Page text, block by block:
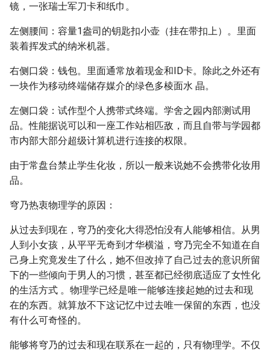
镜，一张瑞士军刀卡和纸巾。
左侧腰间：容量1盎司的钥匙扣小壶（挂在带扣上）。里面
装着挥发式的纳米机器。
右侧口袋：钱包。里面通常放着现金和ID卡。除此之外还有
一块作为移动终端储存媒介的绿色多棱面水 晶。
左侧口袋：试作型个人携带式终端。学舍之园内部测试用
品。性能据说可以和一座工作站相匹敌，而且自带与学园都
市内部大部分超级计算机进行连接的权限。
由于常盘台禁止学生化妆，所以一般来说她不会携带化妆用
品。
穹乃热衷物理学的原因：
从过去到现在，穹乃的变化大得恐怕没有人能够相信。从男
人到小女孩，从平平无奇到才华横溢，穹乃完全不知道在自
己身上究竟发生了什么，她不但改掉了自己过去的意识所留
下的一些倾向于男人的习惯，甚至都已经彻底适应了女性化
的生活方式 。物理学已经是唯一能够连接起她的过去和现
在的东西。就算放不下这记忆中过去唯一保留的东西，也没
有什么可奇怪的。
能够将穹乃的过去和现在联系在一起的，只有物理学。不仅